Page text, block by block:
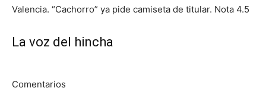
Valencia. “Cachorro” ya pide camiseta de titular. Nota 4.5
La voz del hincha
Comentarios